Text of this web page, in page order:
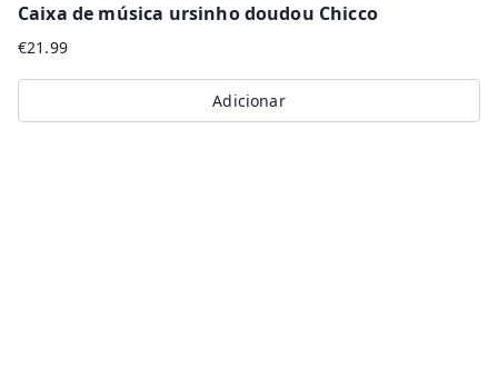
Caixa de música ursinho doudou Chicco
€21.99
Adicionar